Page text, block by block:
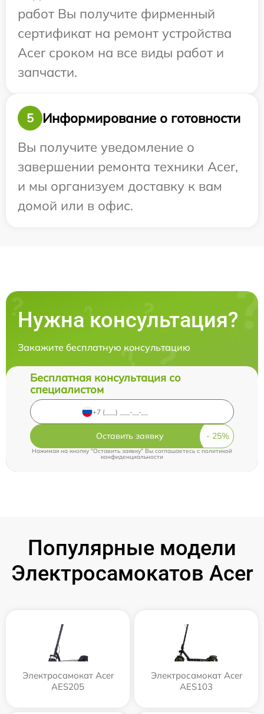
работ Вы получите фирменный
сертификат на ремонт устройства
Acer сроком на все виды работ и
запчасти.
5
Информирование о готовности
Вы получите уведомление о
завершении ремонта техники Acer,
и мы организуем доставку к вам
домой или в офис.
Нужна консультация?
Закажите бесплатную консультацию
Бесплатная консультация со
специалистом
Оставить заявку
Нажимая на кнопку "Оставить заявку" Вы соглашаетесь cполитикой
конфиденциальности
Популярные модели
Электросамокатов Acer
Электросамокат Acer
AES205
Электросамокат Acer
AES103